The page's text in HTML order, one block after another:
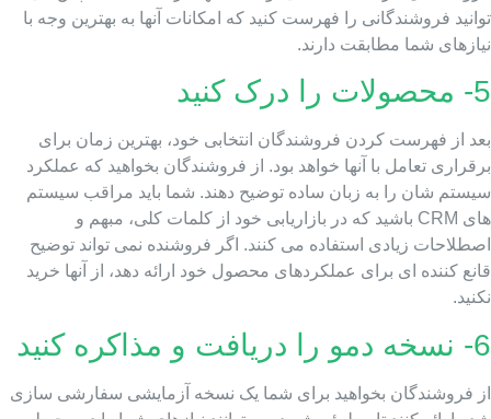
فروشندگانی را فهرست کنید که امکانات آنها به بهترین وجه با
شما مطابقت دارند.
کنید
از فهرست کردن فروشندگان انتخابی خود، بهترین زمان برای
تعامل با آنها خواهد بود. از فروشندگان بخواهید که عملکرد
شان را به زبان ساده توضیح دهند. شما باید مراقب سیستم
های CRM باشید که در بازاریابی خود از کلمات کلی، مبهم و
زیادی استفاده می کنند. اگر فروشنده نمی تواند توضیح
کننده ای برای عملکردهای محصول خود ارائه دهد، از آنها خرید
کنید
فروشندگان بخواهید برای شما یک نسخه آزمایشی سفارشی سازی